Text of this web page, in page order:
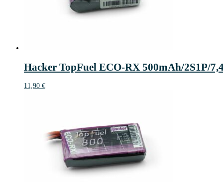
Hacker TopFuel ECO-RX 500mAh/2S1P/
11,90 €